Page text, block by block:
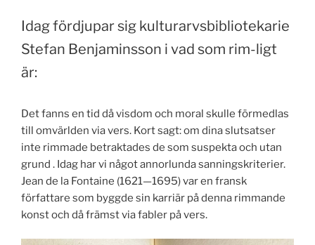
Idag fördjupar sig kulturarvsbibliotekarie
Stefan Benjaminsson i vad som rim-ligt
är:
Det fanns en tid då visdom och moral skulle förmedlas
till omvärlden via vers. Kort sagt: om dina slutsatser
inte rimmade betraktades de som suspekta och utan
grund . Idag har vi något annorlunda sanningskriterier.
Jean de la Fontaine (1621—1695) var en fransk
författare som byggde sin karriär på denna rimmande
konst och då främst via fabler på vers.